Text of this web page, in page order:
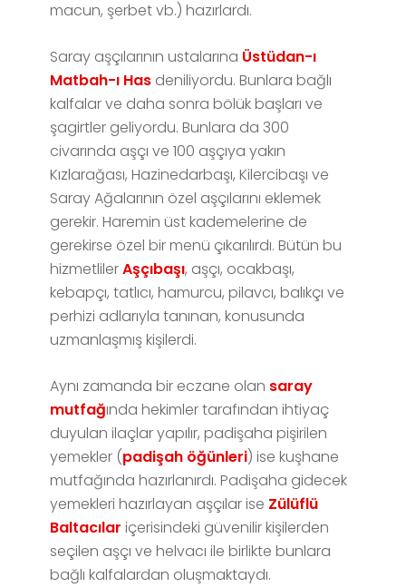
macun, şerbet vb.) hazırlardı.
Saray aşçılarının ustalarına Üstüdan-ı
Matbah-ı Has deniliyordu. Bunlara bağlı
kalfalar ve daha sonra bölük başları ve
şagirtler geliyordu. Bunlara da 300
civarında aşçı ve 100 aşçıya yakın
Kızlarağası, Hazinedarbaşı, Kilercibaşı ve
Saray Ağalarının özel aşçılarını eklemek
gerekir. Haremin üst kademelerine de
gerekirse özel bir menü çıkarılırdı. Bütün bu
hizmetlilerAşçıbaşı, aşçı, ocakbaşı,
kebapçı, tatlıcı, hamurcu, pilavcı, balıkçı ve
perhizi adlarıyla tanınan, konusunda
uzmanlaşmış kişilerdi.
Aynı zamanda bir eczane olan saray
mutfağında hekimler tarafından ihtiyaç
duyulan ilaçlar yapılır, padişaha pişirilen
yemekler (padişah öğünleri) ise kuşhane
mutfağında hazırlanırdı. Padişaha gidecek
yemekleri hazırlayan aşçılar ise Zülüflü
Baltacılar içerisindeki güvenilir kişilerden
seçilen aşçı ve helvacı ile birlikte bunlara
bağlı kalfalardan oluşmaktaydı.